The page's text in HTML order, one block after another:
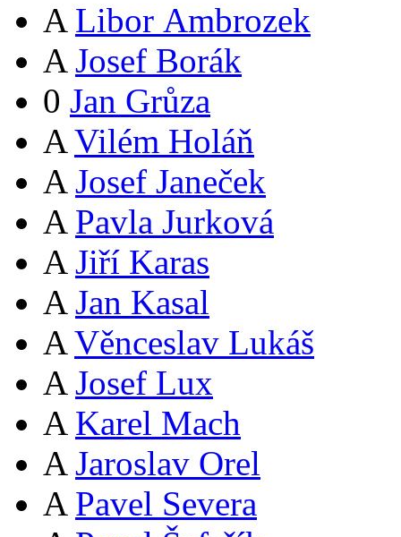
A Libor Ambrozek
A Josef Borák
0 Jan Grůza
A Vilém Holáň
A Josef Janeček
A Pavla Jurková
A Jiří Karas
A Jan Kasal
A Věnceslav Lukáš
A Josef Lux
A Karel Mach
A Jaroslav Orel
A Pavel Severa